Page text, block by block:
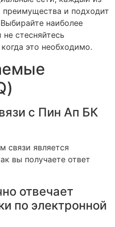
и подходит
наиболее
стесняйтесь
это необходимо.
с Пин Ап БК
является
вы получаете ответ
отвечает
по электронной